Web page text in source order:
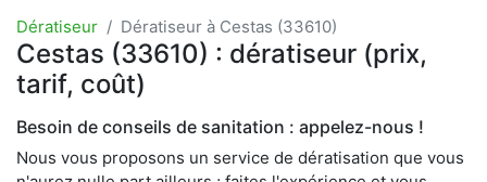
Dératiseur Dératiseur à Cestas (33610)
Cestas (33610) : dératiseur (prix,
tarif, coût)
Besoin de conseils de sanitation : appelez-nous !
Nous vous proposons un service de dératisation que vous